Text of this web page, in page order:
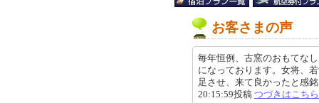
お客さまの声
毎年恒例、古窯のおもてな
になっております。女将、
足させ、来て良かったと感
20:15:59投稿 つづきはこちら